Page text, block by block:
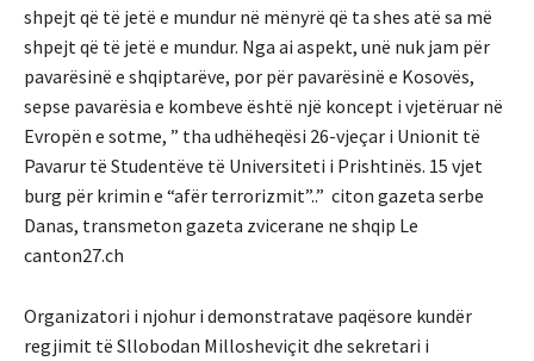
shpejt që të jetë e mundur në mënyrë që ta shes atë sa më
shpejt që të jetë e mundur. Nga ai aspekt, unë nuk jam për
pavarësinë e shqiptarëve, por për pavarësinë e Kosovës,
sepse pavarësia e kombeve është një koncept i vjetëruar në
Evropën e sotme, ” tha udhëheqësi 26-vjeçar i Unionit të
Pavarur të Studentëve të Universiteti i Prishtinës. 15 vjet
burg për krimin e “afër terrorizmit”..” citon gazeta serbe
Danas, transmeton gazeta zvicerane ne shqip Le
canton27.ch
Organizatori i njohur i demonstratave paqësore kundër
regjimit të Sllobodan Millosheviçit dhe sekretari i